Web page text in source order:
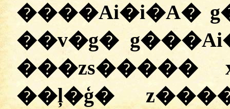
����Ai�i�A�
��v�g�
���zs�����
��ļ�ģ�